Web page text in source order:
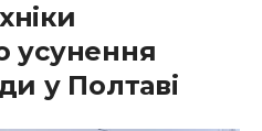
усунення
у Полтаві